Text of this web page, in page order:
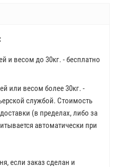
и весом до 30кг. - бесплатно
или весом более 30кг. -
службой. Стоимость
(в пределах, либо за
автоматически при
если заказ сделан и